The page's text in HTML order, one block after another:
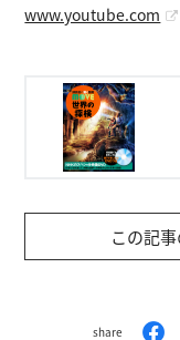
www.youtube.com
この記
share